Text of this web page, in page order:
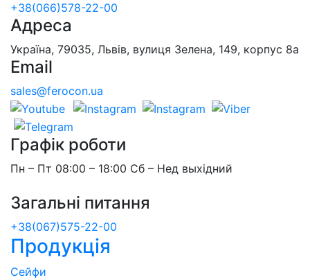
+38(066)578-22-00
Адреса
Україна, 79035, Львів, вулиця Зелена, 149, корпус 8а
Email
sales@ferocon.ua
Графік роботи
Пн – Пт 08:00 – 18:00 Сб – Нед выхідний
Загальні питання
+38(067)575-22-00
Продукція
Сейфи